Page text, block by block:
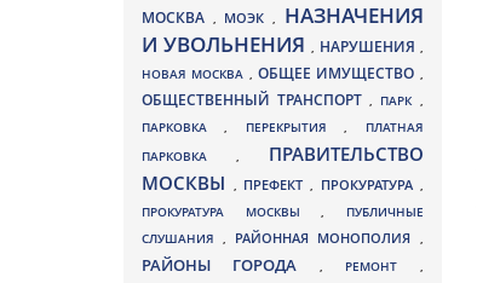
МОСКВА , МОЭК ,
НАЗНАЧЕНИЯ
И УВОЛЬНЕНИЯ , НАРУШЕНИЯ ,
НОВАЯ МОСКВА , ОБЩЕЕ ИМУЩЕСТВО ,
ОБЩЕСТВЕННЫЙ ТРАНСПОРТ, ПАРК ,
ПАРКОВКА, ПЕРЕКРЫТИЯ,
ПЛАТНАЯ
ПАРКОВКА ,
ПРАВИТЕЛЬСТВО
МОСКВЫ , ПРЕФЕКТ, ПРОКУРАТУРА ,
ПРОКУРАТУРА МОСКВЫ ,
ПУБЛИЧНЫЕ
СЛУШАНИЯ, РАЙОННАЯ МОНОПОЛИЯ ,
РАЙОНЫ ГОРОДА , РЕМОНТ ,